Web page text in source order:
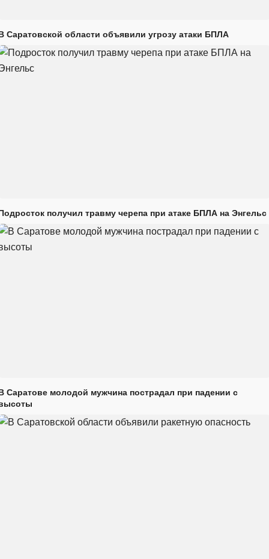
Саратовской области объявили угрозу атаки БПЛА
получил травму черепа при атаке БПЛА на Энгельс
Саратове молодой мужчина пострадал при падении с